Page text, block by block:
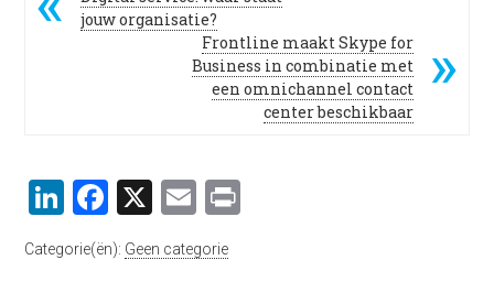
jouw organisatie?
Frontline maakt Skype for
Business in combinatie met
een omnichannel contact
center beschikbaar
LinkedIn
Facebook
X Email
Categorie(ën): Geen categorie